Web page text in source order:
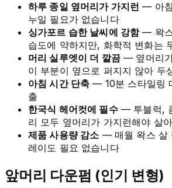
하루 종일 옆머리가 가지런 — 아
누일 필요가 없습니다
싱가포르 습한 날씨에 강함— 왁스
습도에 약하지만, 화학적 변화는
머리 실루엣이 더 깔끔— 옆머리가
이 부분이 옆으로 퍼지지 않아 두
아침 시간 단축 — 10분 스타일링
출
한국식 헤어컷에 필수— 투블럭,
리 모두 옆머리가 가지런해야 살
제품 사용량 감소 — 매월 왁스 살
레이도 필요 없습니다
앞머리 다운펌 (인기 변형)